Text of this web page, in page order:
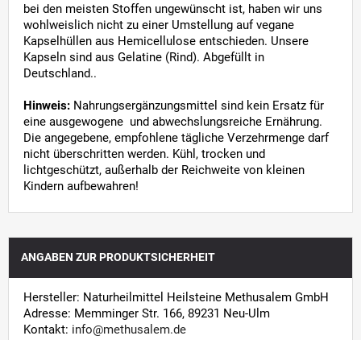
bei den meisten Stoffen ungewünscht ist, haben wir uns
wohlweislich nicht zu einer Umstellung auf vegane
Kapselhüllen aus Hemicellulose entschieden. Unsere
Kapseln sind aus Gelatine (Rind). Abgefüllt in
Deutschland..
Hinweis: Nahrungsergänzungsmittel sind kein Ersatz für
eine ausgewogene und abwechslungsreiche Ernährung.
Die angegebene, empfohlene tägliche Verzehrmenge darf
nicht überschritten werden. Kühl, trocken und
lichtgeschützt, außerhalb der Reichweite von kleinen
Kindern aufbewahren!
ANGABEN ZUR PRODUKTSICHERHEIT
Hersteller: Naturheilmittel Heilsteine Methusalem GmbH
Adresse: Memminger Str. 166, 89231 Neu-Ulm
Kontakt: info@methusalem.de